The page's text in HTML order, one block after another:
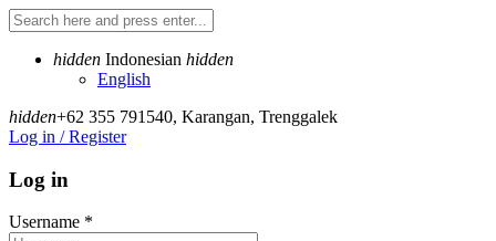
hidden Indonesian hidden
English
hidden+62 355 791540, Karangan, Trenggalek
Log in / Register
Log in
Username *